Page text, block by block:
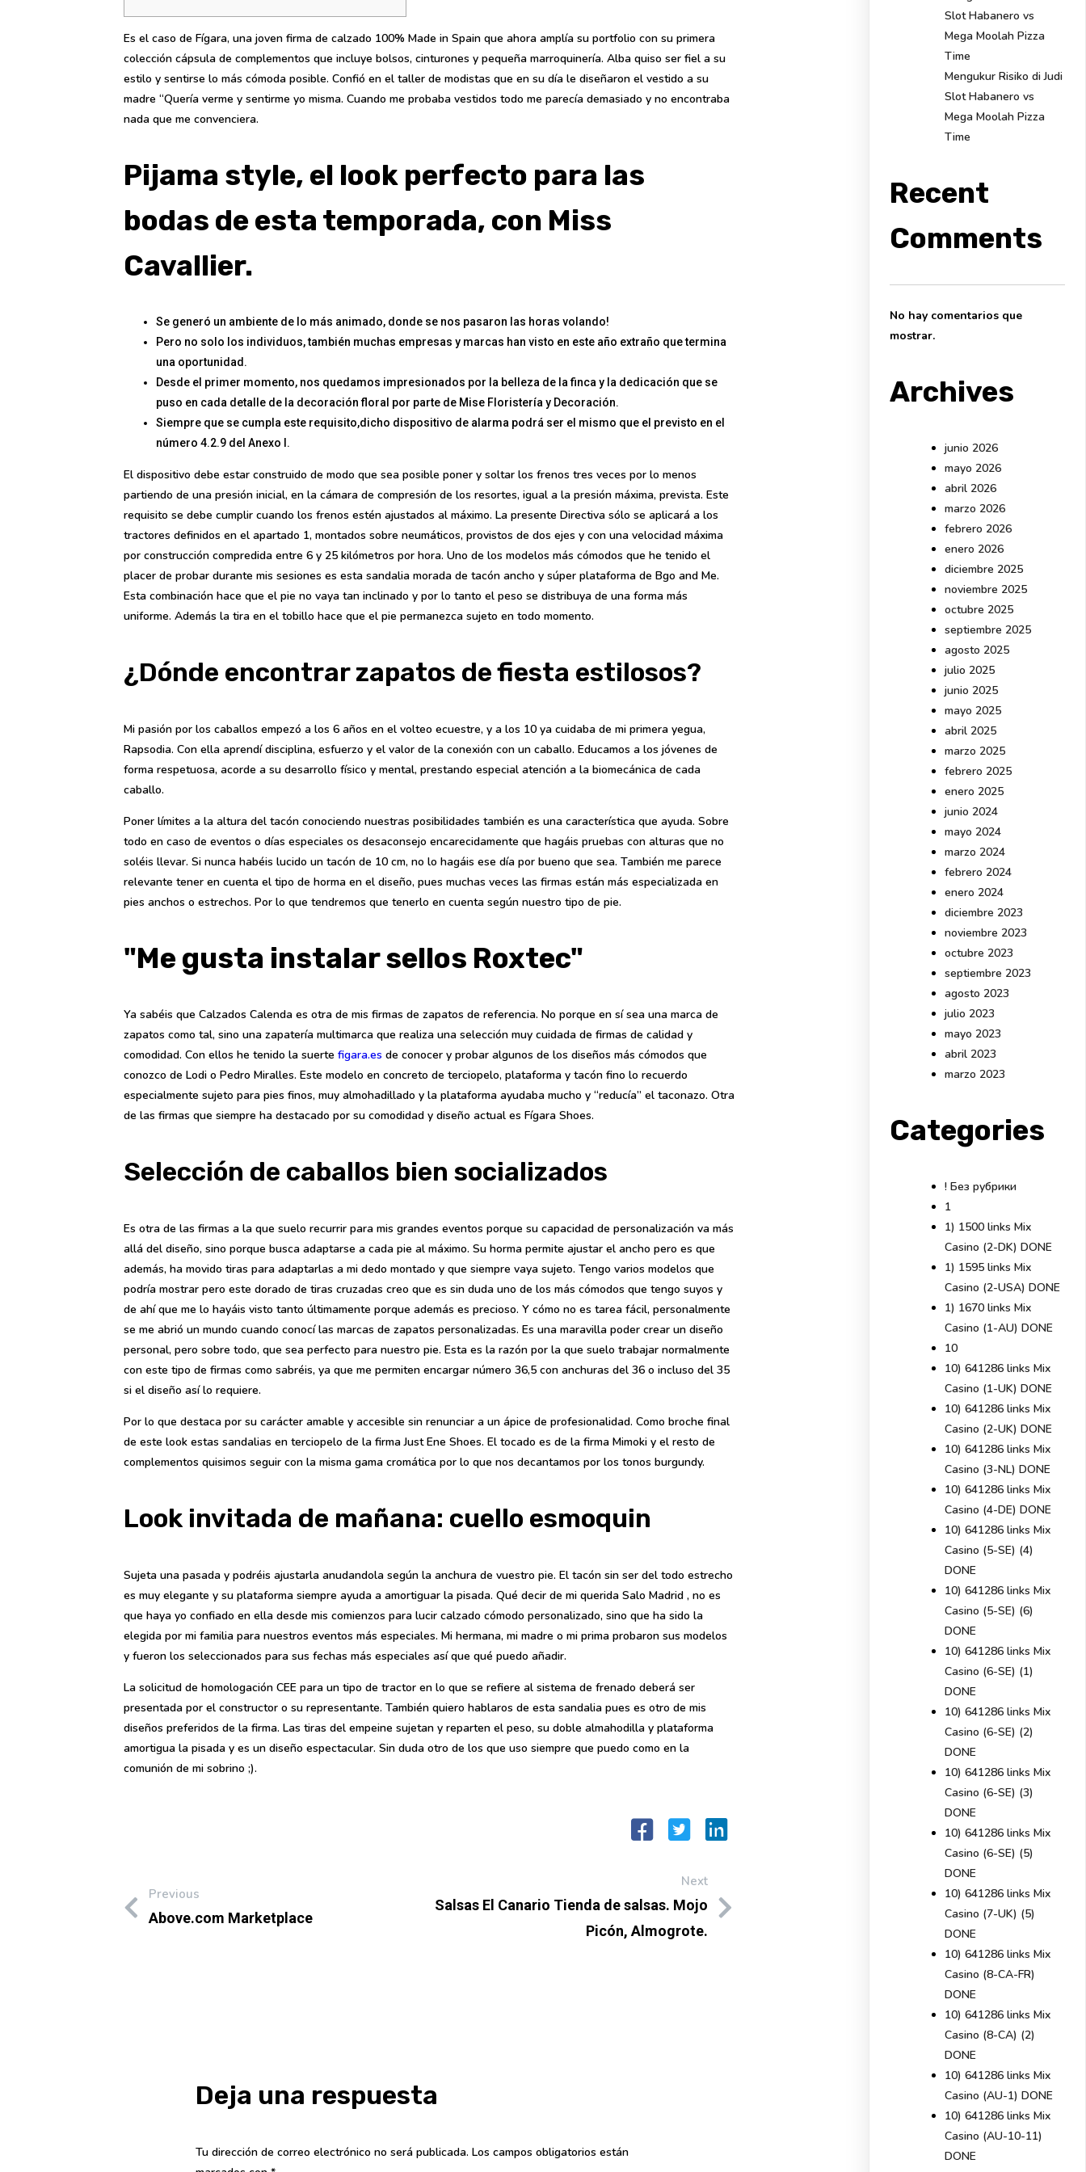
Es el caso de Fígara, una joven firma de calzado 100% Made in Spain que ahora amplía su portfolio con su primera
colección cápsula de complementos que incluye bolsos, cinturones y pequeña marroquinería. Alba quiso ser fiel a su
estilo y sentirse lo más cómoda posible. Confió en el taller de modistas que en su día le diseñaron el vestido a su
madre “Quería verme y sentirme yo misma. Cuando me probaba vestidos todo me parecía demasiado y no encontraba
nada que me convenciera.
Pijama style, el look perfecto para las
bodas de esta temporada, con Miss
Cavallier.
Se generó un ambiente de lo más animado, donde se nos pasaron las horas volando!
Pero no solo los individuos, también muchas empresas y marcas han visto en este año extraño que termina
una oportunidad.
Desde el primer momento, nos quedamos impresionados por la belleza de la finca y la dedicación que se
puso en cada detalle de la decoración floral por parte de Mise Floristería y Decoración.
Siempre que se cumpla este requisito,dicho dispositivo de alarma podrá ser el mismo que el previsto en el
número 4.2.9 del Anexo I.
El dispositivo debe estar construido de modo que sea posible poner y soltar los frenos tres veces por lo menos
partiendo de una presión inicial, en la cámara de compresión de los resortes, igual a la presión máxima, prevista. Este
requisito se debe cumplir cuando los frenos estén ajustados al máximo. La presente Directiva sólo se aplicará a los
tractores definidos en el apartado 1, montados sobre neumáticos, provistos de dos ejes y con una velocidad máxima
por construcción compredida entre 6 y 25 kilómetros por hora. Uno de los modelos más cómodos que he tenido el
placer de probar durante mis sesiones es esta sandalia morada de tacón ancho y súper plataforma de Bgo and Me.
Esta combinación hace que el pie no vaya tan inclinado y por lo tanto el peso se distribuya de una forma más
uniforme. Además la tira en el tobillo hace que el pie permanezca sujeto en todo momento.
¿Dónde encontrar zapatos de fiesta estilosos?
Mi pasión por los caballos empezó a los 6 años en el volteo ecuestre, y a los 10 ya cuidaba de mi primera yegua,
Rapsodia. Con ella aprendí disciplina, esfuerzo y el valor de la conexión con un caballo. Educamos a los jóvenes de
forma respetuosa, acorde a su desarrollo físico y mental, prestando especial atención a la biomecánica de cada
caballo.
Poner límites a la altura del tacón conociendo nuestras posibilidades también es una característica que ayuda. Sobre
todo en caso de eventos o días especiales os desaconsejo encarecidamente que hagáis pruebas con alturas que no
soléis llevar. Si nunca habéis lucido un tacón de 10 cm, no lo hagáis ese día por bueno que sea. También me parece
relevante tener en cuenta el tipo de horma en el diseño, pues muchas veces las firmas están más especializada en
pies anchos o estrechos. Por lo que tendremos que tenerlo en cuenta según nuestro tipo de pie.
"Me gusta instalar sellos Roxtec"
Ya sabéis que Calzados Calenda es otra de mis firmas de zapatos de referencia. No porque en sí sea una marca de
zapatos como tal, sino una zapatería multimarca que realiza una selección muy cuidada de firmas de calidad y
comodidad. Con ellos he tenido la suerte figara.es de conocer y probar algunos de los diseños más cómodos que
conozco de Lodi o Pedro Miralles. Este modelo en concreto de terciopelo, plataforma y tacón fino lo recuerdo
especialmente sujeto para pies finos, muy almohadillado y la plataforma ayudaba mucho y “reducía” el taconazo. Otra
de las firmas que siempre ha destacado por su comodidad y diseño actual es Fígara Shoes.
Selección de caballos bien socializados
Es otra de las firmas a la que suelo recurrir para mis grandes eventos porque su capacidad de personalización va más
allá del diseño, sino porque busca adaptarse a cada pie al máximo. Su horma permite ajustar el ancho pero es que
además, ha movido tiras para adaptarlas a mi dedo montado y que siempre vaya sujeto. Tengo varios modelos que
podría mostrar pero este dorado de tiras cruzadas creo que es sin duda uno de los más cómodos que tengo suyos y
de ahí que me lo hayáis visto tanto últimamente porque además es precioso. Y cómo no es tarea fácil, personalmente
se me abrió un mundo cuando conocí las marcas de zapatos personalizadas. Es una maravilla poder crear un diseño
personal, pero sobre todo, que sea perfecto para nuestro pie. Esta es la razón por la que suelo trabajar normalmente
con este tipo de firmas como sabréis, ya que me permiten encargar número 36,5 con anchuras del 36 o incluso del 35
si el diseño así lo requiere.
Por lo que destaca por su carácter amable y accesible sin renunciar a un ápice de profesionalidad. Como broche final
de este look estas sandalias en terciopelo de la firma Just Ene Shoes. El tocado es de la firma Mimoki y el resto de
complementos quisimos seguir con la misma gama cromática por lo que nos decantamos por los tonos burgundy.
Look invitada de mañana: cuello esmoquin
Sujeta una pasada y podréis ajustarla anudandola según la anchura de vuestro pie. El tacón sin ser del todo estrecho
es muy elegante y su plataforma siempre ayuda a amortiguar la pisada. Qué decir de mi querida Salo Madrid , no es
que haya yo confiado en ella desde mis comienzos para lucir calzado cómodo personalizado, sino que ha sido la
elegida por mi familia para nuestros eventos más especiales. Mi hermana, mi madre o mi prima probaron sus modelos
y fueron los seleccionados para sus fechas más especiales así que qué puedo añadir.
La solicitud de homologación CEE para un tipo de tractor en lo que se refiere al sistema de frenado deberá ser
presentada por el constructor o su representante. También quiero hablaros de esta sandalia pues es otro de mis
diseños preferidos de la firma. Las tiras del empeine sujetan y reparten el peso, su doble almahodilla y plataforma
amortigua la pisada y es un diseño espectacular. Sin duda otro de los que uso siempre que puedo como en la
comunión de mi sobrino ;).
Previous
Above.com Marketplace
Next
Salsas El Canario Tienda de salsas. Mojo
Picón, Almogrote.
Deja una respuesta
Tu dirección de correo electrónico no será publicada. Los campos obligatorios están
Slot Habanero vs
Mega Moolah Pizza
Time
Mengukur Risiko di Judi
Slot Habanero vs
Mega Moolah Pizza
Time
Recent
Comments
No hay comentarios que
mostrar.
Archives
junio 2026
mayo 2026
abril 2026
marzo 2026
febrero 2026
enero 2026
diciembre 2025
noviembre 2025
octubre 2025
septiembre 2025
agosto 2025
julio 2025
junio 2025
mayo 2025
abril 2025
marzo 2025
febrero 2025
enero 2025
junio 2024
mayo 2024
marzo 2024
febrero 2024
enero 2024
diciembre 2023
noviembre 2023
octubre 2023
septiembre 2023
agosto 2023
julio 2023
mayo 2023
abril 2023
marzo 2023
Categories
! Без рубрики
1
1) 1500 links Mix
Casino (2-DK) DONE
1) 1595 links Mix
Casino (2-USA) DONE
1) 1670 links Mix
Casino (1-AU) DONE
10
10) 641286 links Mix
Casino (1-UK) DONE
10) 641286 links Mix
Casino (2-UK) DONE
10) 641286 links Mix
Casino (3-NL) DONE
10) 641286 links Mix
Casino (4-DE) DONE
10) 641286 links Mix
Casino (5-SE) (4)
DONE
10) 641286 links Mix
Casino (5-SE) (6)
DONE
10) 641286 links Mix
Casino (6-SE) (1)
DONE
10) 641286 links Mix
Casino (6-SE) (2)
DONE
10) 641286 links Mix
Casino (6-SE) (3)
DONE
10) 641286 links Mix
Casino (6-SE) (5)
DONE
10) 641286 links Mix
Casino (7-UK) (5)
DONE
10) 641286 links Mix
Casino (8-CA-FR)
DONE
10) 641286 links Mix
Casino (8-CA) (2)
DONE
10) 641286 links Mix
Casino (AU-1) DONE
10) 641286 links Mix
Casino (AU-10-11)
DONE